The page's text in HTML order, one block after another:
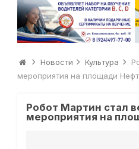
Новости Культура
мероприятия на площади
Робот Мартин стал
мероприятия на